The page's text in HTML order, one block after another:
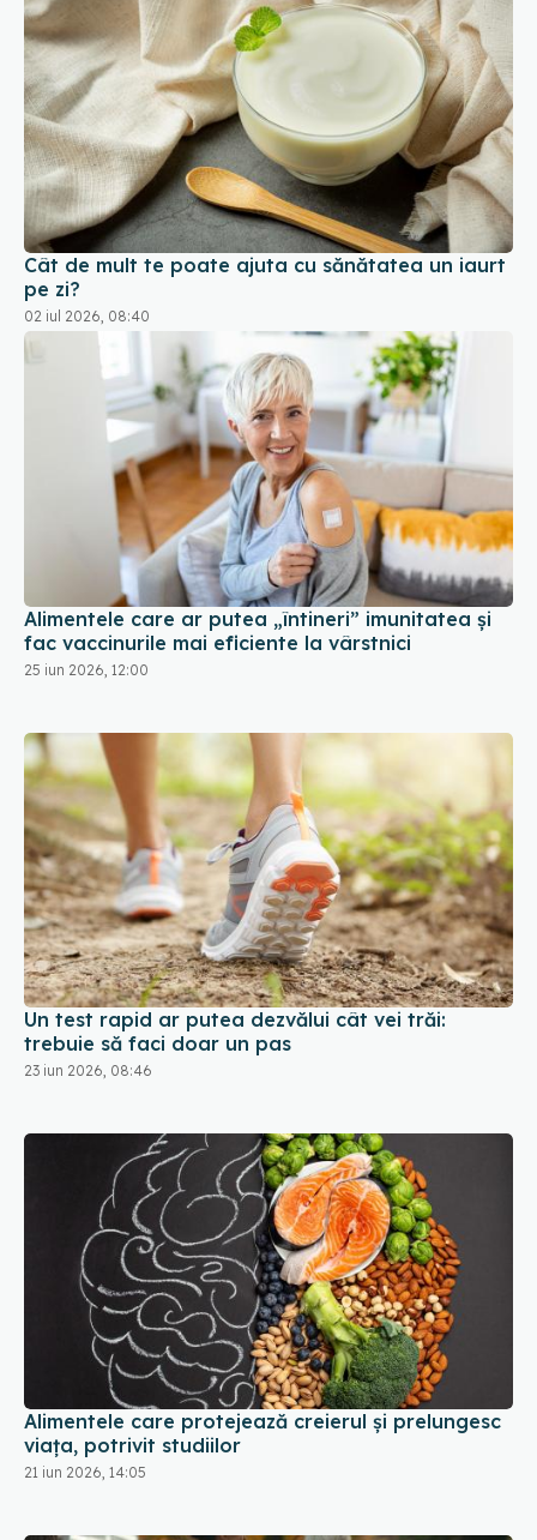
Cât de mult te poate ajuta cu sănătatea un iaurt
pe zi?
02 iul 2026, 08:40
Alimentele care ar putea „întineri” imunitatea și
fac vaccinurile mai eficiente la vârstnici
25 iun 2026, 12:00
Un test rapid ar putea dezvălui cât vei trăi:
trebuie să faci doar un pas
23 iun 2026, 08:46
Alimentele care protejează creierul și prelungesc
viața, potrivit studiilor
21 iun 2026, 14:05